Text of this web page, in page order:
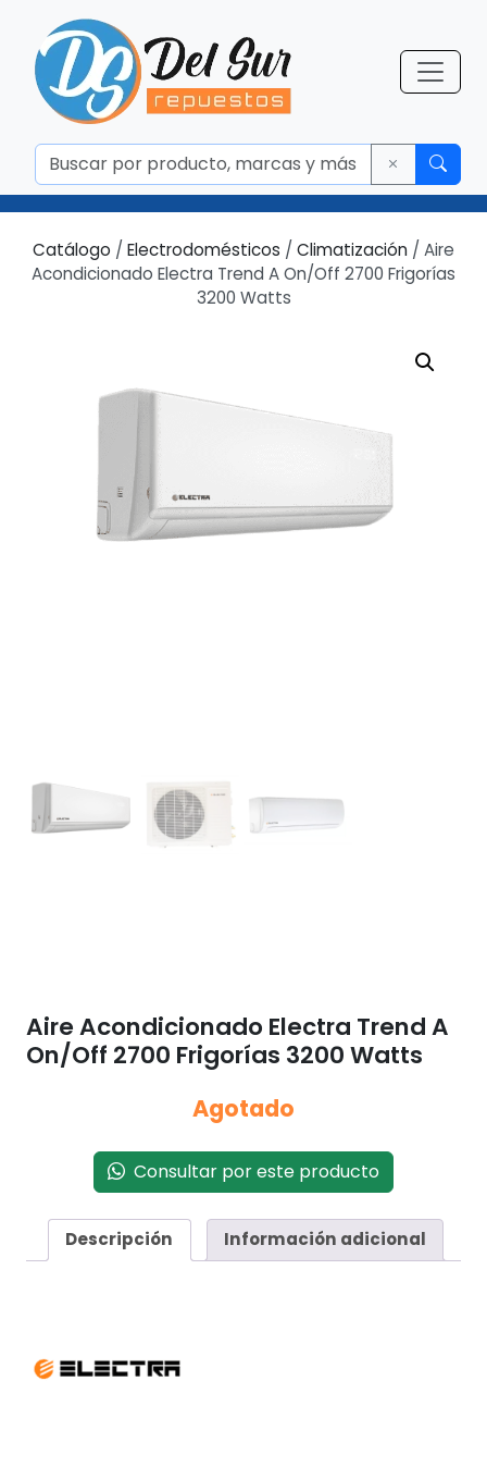
Catálogo / Electrodomésticos / Climatización / Aire
Acondicionado Electra Trend A On/Off 2700 Frigorías
3200 Watts
Aire Acondicionado Electra Trend A
On/Off 2700 Frigorías 3200 Watts
Agotado
Consultar por este producto
Descripción Información adicional